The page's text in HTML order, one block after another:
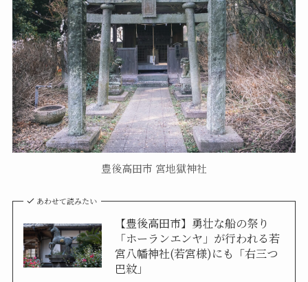
豊後高田市 宮地獄神社
あわせて読みたい
【豊後高田市】勇壮な船の祭り
「ホーランエンヤ」が行われる若
宮八幡神社(若宮様)にも「右三つ
巴紋」